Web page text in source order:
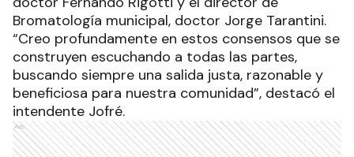
Bromatología municipal, doctor Jorge Tarantini.
“Creo profundamente en estos consensos que se
construyen escuchando a todas las partes,
buscando siempre una salida justa, razonable y
beneficiosa para nuestra comunidad”, destacó el
intendente Jofré.
Ads